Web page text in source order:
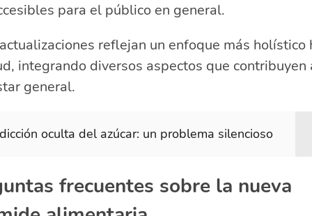
para el público en general.
reflejan un enfoque más holístico
integrando diversos aspectos que contribuyen
general.
oculta del azúcar: un problema silencioso
frecuentes sobre la nueva